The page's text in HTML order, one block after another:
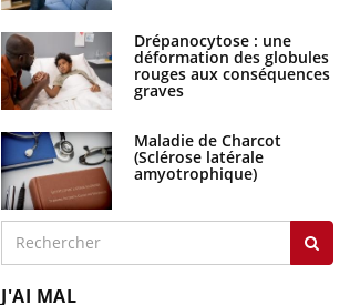
Grossesse à risque : ce jus naturel
attire l'attention des chercheurs
Drépanocytose : une
déformation des globules
rouges aux conséquences
graves
Maladie de Charcot
(Sclérose latérale
amyotrophique)
J'AI MAL